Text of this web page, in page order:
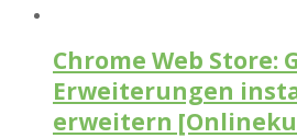
Chrome Web Store:
Erweiterungen
erweitern